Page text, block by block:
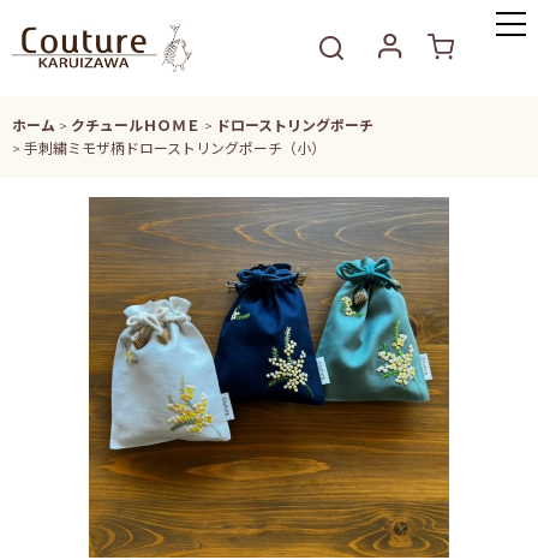
ホーム > クチュールＨＯＭＥ > ドローストリングポーチ
> 手刺繍ミモザ柄ドローストリングポーチ（小）